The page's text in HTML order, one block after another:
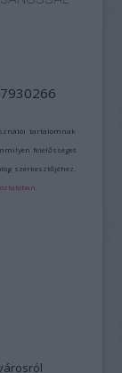
tartalomnak
felelősséget
szerkesztőjéhez.